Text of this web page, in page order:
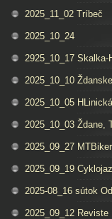
2025_11_02 Tríbeč
2025_10_24
2925_10_17
2025_10_10
2025_10_05
2025_10_03 Ždane,
2025_09_27
2025_09_19
2025-08_16 sútok
2025_09_12 Reviste